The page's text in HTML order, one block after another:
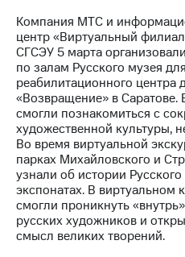
Медиа-центр
Пресс-
релизы
МТС
о технологиях
Достижения
Интервью
Финансовая
отчетность
Контакты
Компания МТС и
центр «Виртуальный
СГСЭУ 5 марта
по залам Русского музея
реабилитационного центра
«Возвращение» в Саратове.
смогли познакомиться с
художественной культуры,
Во время виртуальной
парках Михайловского и
узнали об истории
экспонатах. В виртуальном
смогли проникнуть
русских художников и
смысл великих творений.